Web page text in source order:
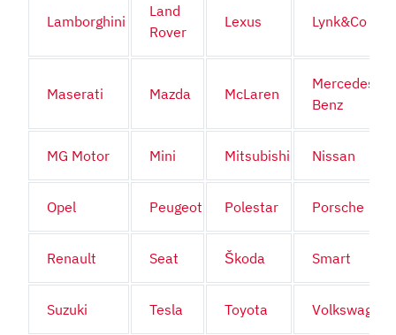
Lamborghini
Land
Rover
Lexus Lynk&Co
Maserati Mazda McLaren
Mercedes-
Benz
MG Motor Mini Mitsubishi Nissan
Opel Peugeot Polestar Porsche
Renault Seat Škoda Smart
Suzuki Tesla Toyota Volkswagen